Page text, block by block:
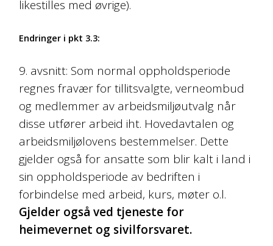
likestilles med øvrige).
Endringer i pkt 3.3:
9. avsnitt: Som normal oppholdsperiode
regnes fravær for tillitsvalgte, verneombud
og medlemmer av arbeidsmiljøutvalg når
disse utfører arbeid iht. Hovedavtalen og
arbeidsmiljølovens bestemmelser. Dette
gjelder også for ansatte som blir kalt i land i
sin oppholdsperiode av bedriften i
forbindelse med arbeid, kurs, møter o.l.
Gjelder også ved tjeneste for
heimevernet og sivilforsvaret.